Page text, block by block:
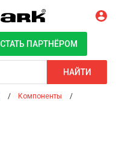
СТАТЬ ПАРТНЁРОМ
НАЙТИ
Компоненты